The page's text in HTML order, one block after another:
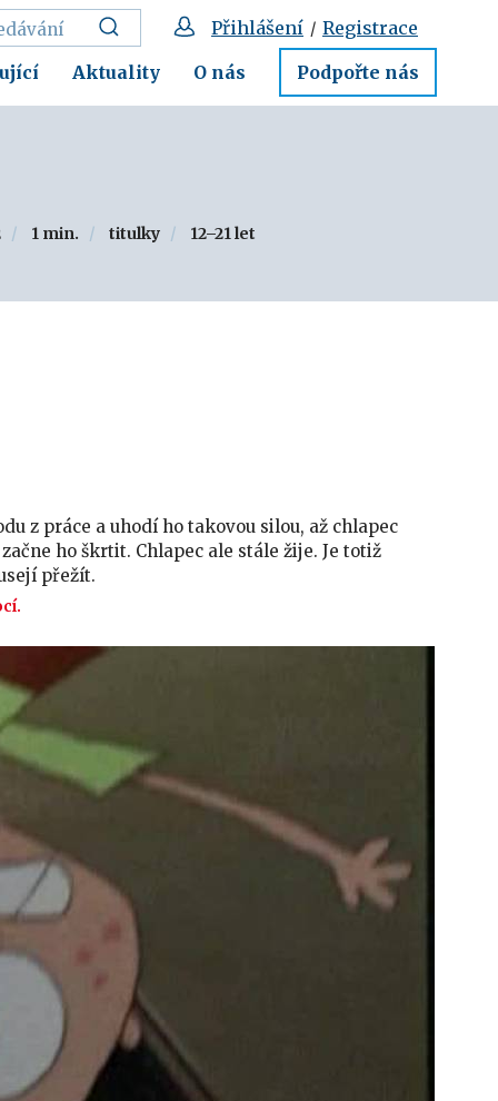
Aktuality O nás Podpořte nás
Přihlášení / Registrace
1 min. titulky 12–21 let
z práce a uhodí ho takovou silou, až chlapec
ho škrtit. Chlapec ale stále žije. Je totiž
přežít.